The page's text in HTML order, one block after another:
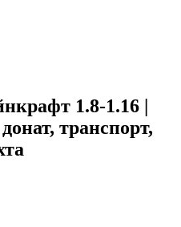
1.8-1.16 |
транспорт,